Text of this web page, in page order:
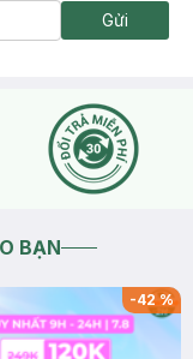
Gửi
BẠN
-42%